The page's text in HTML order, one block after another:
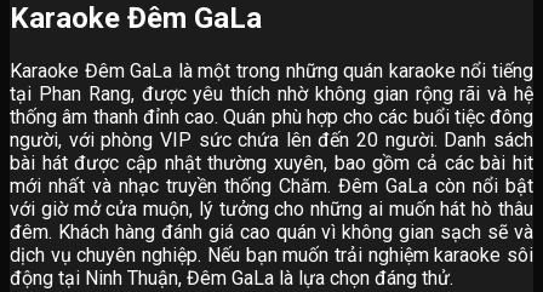
Karaoke Đêm GaLa
Karaoke Đêm GaLa là một trong những quán karaoke nổi tiếng
tại Phan Rang, được yêu thích nhờ không gian rộng rãi và hệ
thống âm thanh đỉnh cao. Quán phù hợp cho các buổi tiệc đông
người, với phòng VIP sức chứa lên đến 20 người. Danh sách
bài hát được cập nhật thường xuyên, bao gồm cả các bài hit
mới nhất và nhạc truyền thống Chăm. Đêm GaLa còn nổi bật
với giờ mở cửa muộn, lý tưởng cho những ai muốn hát hò thâu
đêm. Khách hàng đánh giá cao quán vì không gian sạch sẽ và
dịch vụ chuyên nghiệp. Nếu bạn muốn trải nghiệm karaoke sôi
động tại Ninh Thuận, Đêm GaLa là lựa chọn đáng thử.